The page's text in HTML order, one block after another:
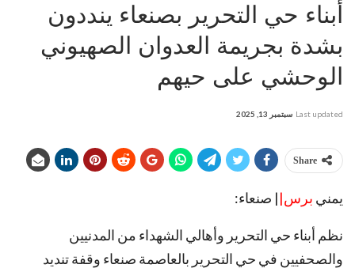
أبناء حي التحرير بصنعاء ينددون
بشدة بجريمة العدوان الصهيوني
الوحشي على حيهم
Last updated سبتمبر 13, 2025
Share
يمني برس|| صنعاء:
نظم أبناء حي التحرير وأهالي الشهداء من المدنيين
والصحفيين في حي التحرير بالعاصمة صنعاء وقفة تنديد